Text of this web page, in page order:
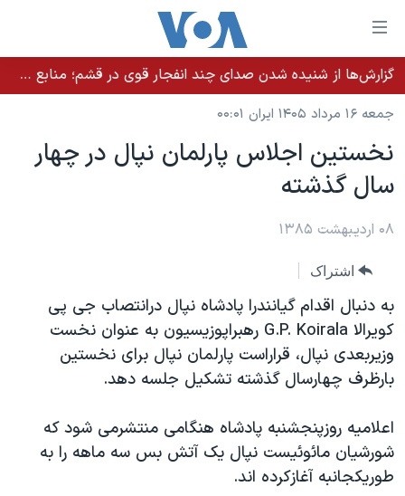
لینکهای
قابل
دسترسی
جهش
محتوای
اصلی
به
اصلی
جهش
به
جستجو
خانه
نسخه سبک وب‌سایت
موضوع ها
ایران
آمریکا
گزیده‌ها
ویژه برنامه‌ها
ویدیوها
فرهنگ و زندگی
حقوق شهروندی
اقتصادی
برنامه های تلویزیونی
جدول برنامه ها
صفحه‌های ویژه
عملیات خشم حماسی
۲۵۰سالگی آمریکا
بایگانی برنامه‌های تلویزیونی
مستندها
انتخابات ریاست جمهوری آمریکا ۲۰۲۴
حمله جمهوری اسلامی به اسرائیل
فرکانس‌های صدای آمریکا
پخش رادیویی
یادگیری زبان انگلیسی
دنبال کنید
گزارش‌ها از شنیده شدن صدای چند انفجار قوی در قشم؛ منابع حکومتی می‌گویند درگیری در تنگه هرمز بود
جمعه ۱۶ مرداد ۱۴۰۵ ایران ۰۰:۰۱
نخستين اجلاس پارلمان نپال در چهار
سال گذشته
۰۸ اردیبهشت ۱۳۸۵
اشتراک
به دنبال اقدام گيانندرا پادشاه نپال درانتصاب جی پی
کويرالا G.P. Koirala رهبراپوزيسيون به عنوان نخست
وزيربعدی نپال، قراراست پارلمان نپال برای نخستين
بارظرف چهارسال گذشته تشکيل جلسه دهد.
اعلاميه روزپنجشنبه پادشاه هنگامی منتشرمی شود که
شورشيان مائوئيست نپال يک آتش بس سه ماهه را به
طوريکجانبه آغازکرده اند.